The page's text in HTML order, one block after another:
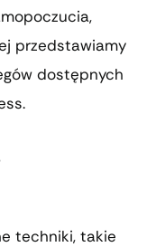
przedstawiamy
dostępnych
techniki, takie